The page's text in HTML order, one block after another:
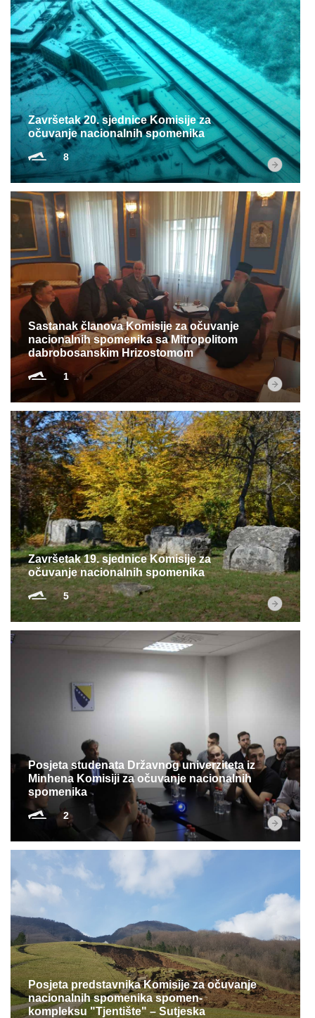
Završetak 20. sjednice Komisije za
očuvanje nacionalnih spomenika
8
Sastanak članova Komisije za očuvanje
nacionalnih spomenika sa Mitropolitom
dabrobosanskim Hrizostomom
1
Završetak 19. sjednice Komisije za
očuvanje nacionalnih spomenika
5
Posjeta studenata Državnog univerziteta iz
Minhena Komisiji za očuvanje nacionalnih
spomenika
2
Posjeta predstavnika Komisije za očuvanje
nacionalnih spomenika spomen-
kompleksu "Tjentište" – Sutjeska